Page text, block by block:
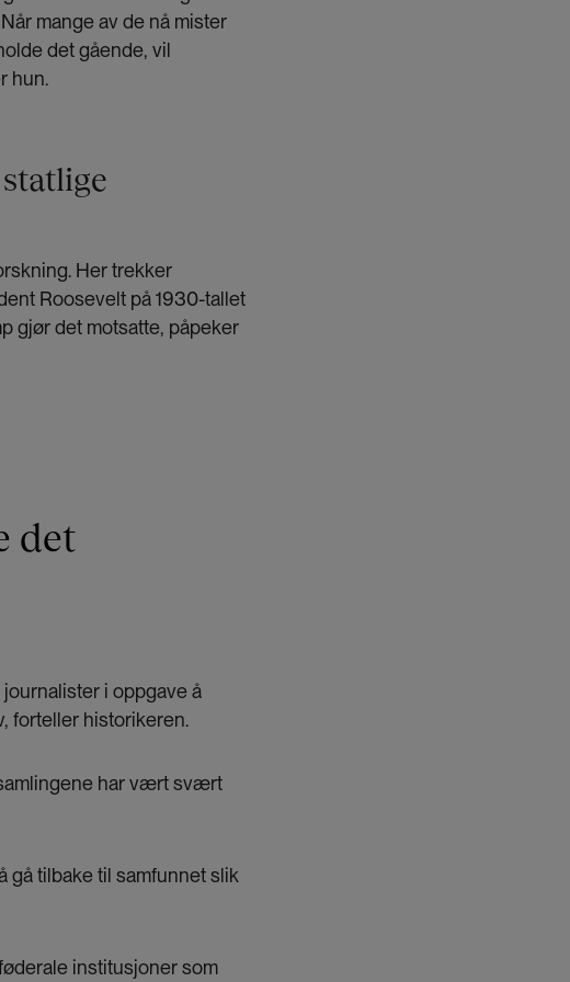
mange av de nå mister
det gående, vil
hun.
Her trekker
Roosevelt på 1930-tallet
gjør det motsatte, påpeker
det
i oppgave å
forteller historikeren.
har vært svært
gå tilbake til samfunnet slik
institusjoner som